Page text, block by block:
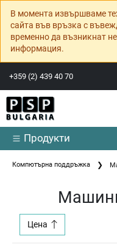
В момента извършваме
сайта във връзка с
временно да възникнат
информация.
+359 (2) 439 40 70
Продукти
Компютърна поддръжка
Цена